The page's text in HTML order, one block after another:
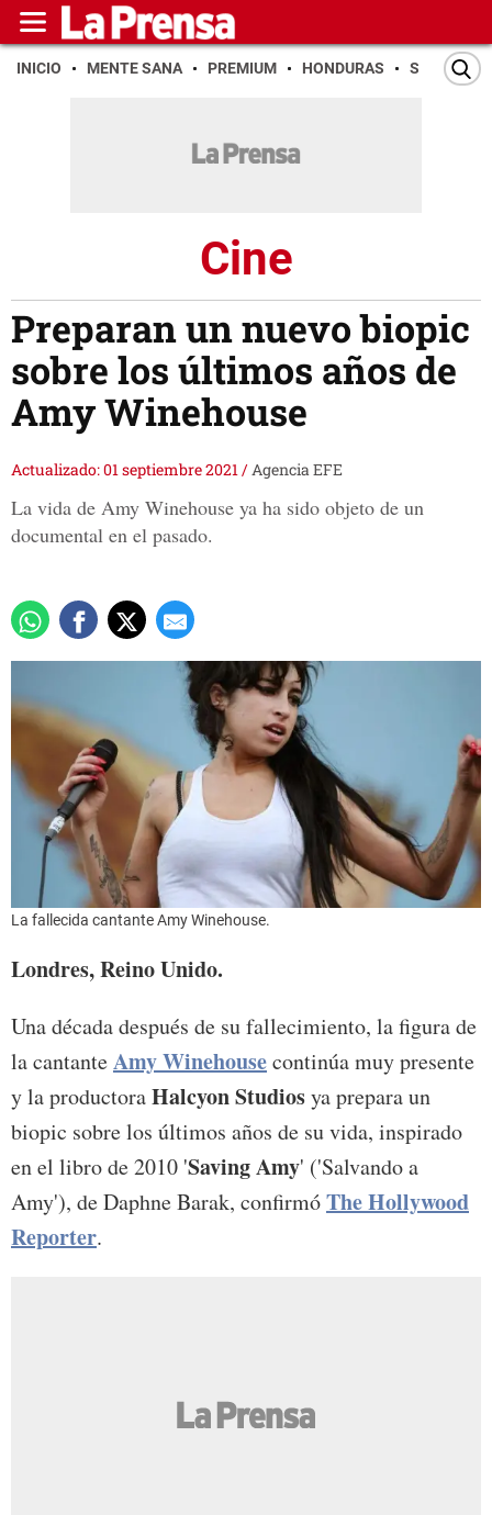
INICIO MENTE SANA PREMIUM HONDURAS SAN PEDRO
Cine
Preparan un nuevo biopic
sobre los últimos años de
Amy Winehouse
Actualizado: 01 septiembre 2021/Agencia EFE
La vida de Amy Winehouse ya ha sido objeto de un
documental en el pasado.
La fallecida cantante Amy Winehouse.
Londres, Reino Unido.
Una década después de su fallecimiento, la figura de
la cantanteAmy Winehousecontinúa muy presente
y la productoraHalcyon Studiosya prepara un
biopic sobre los últimos años de su vida, inspirado
en el libro de 2010 'Saving Amy' ('Salvando a
Amy'), de Daphne Barak, confirmóThe Hollywood
Reporter.